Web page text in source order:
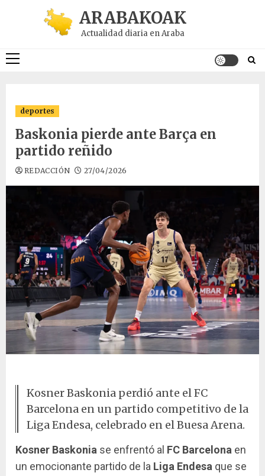
ARABAKOAK
Actualidad diaria en Araba
Menú
deportes
Baskonia pierde ante Barça en
partido reñido
REDACCIÓN 27/04/2026
Kosner Baskonia perdió ante el FC
Barcelona en un partido competitivo de la
Liga Endesa, celebrado en el Buesa Arena.
Kosner Baskonia se enfrentó al FC Barcelona en
un emocionante partido de la Liga Endesa que se